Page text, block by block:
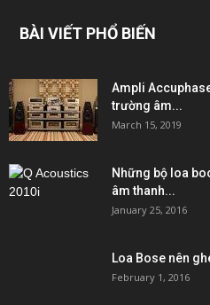
BÀI VIẾT PHỔ BIẾN
Ampli
trường âm...
March 15, 2019
Những bộ loa
âm thanh...
January 25, 2016
Loa Bose nên
February 1, 2016